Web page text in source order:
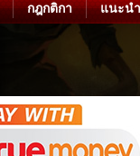
กฎกติกา แนะน